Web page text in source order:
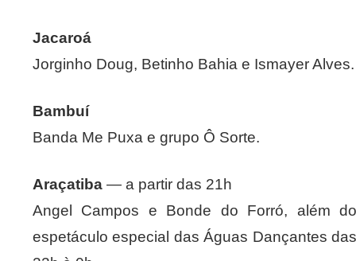
Jacaroá
Jorginho Doug, Betinho Bahia e Ismayer Alves.
Bambuí
Banda Me Puxa e grupo Ô Sorte.
Araçatiba — a partir das 21h
Angel Campos e Bonde do Forró, além do
espetáculo especial das Águas Dançantes das